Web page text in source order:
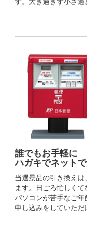
誰でもお手軽に
ハガキでネットで
当選景品の引き換え
ます。日ごろ忙しくて
パソコンが苦手なご
申し込みをしていただ